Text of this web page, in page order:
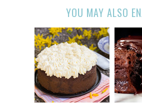
YOU MAY ALSO